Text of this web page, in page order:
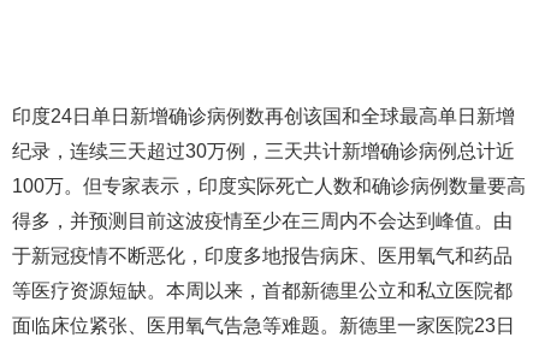
印度24日单日新增确诊病例数再创该国和全球最高单日新增
纪录，连续三天超过30万例，三天共计新增确诊病例总计近
100万。但专家表示，印度实际死亡人数和确诊病例数量要高
得多，并预测目前这波疫情至少在三周内不会达到峰值。由
于新冠疫情不断恶化，印度多地报告病床、医用氧气和药品
等医疗资源短缺。本周以来，首都新德里公立和私立医院都
面临床位紧张、医用氧气告急等难题。新德里一家医院23日